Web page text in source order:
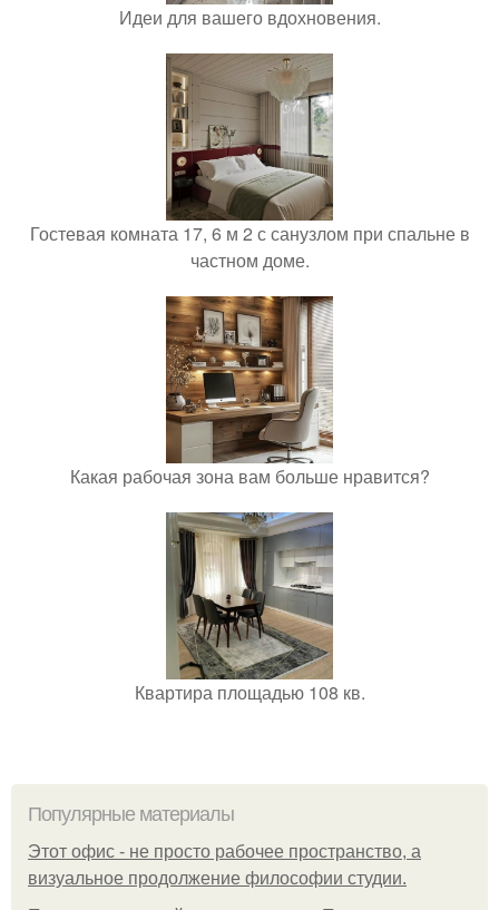
Идеи для вашего вдохновения.
Гостевая комната 17, 6 м 2 с санузлом при спальне в
частном доме.
Какая рабочая зона вам больше нравится?
Квартира площадью 108 кв.
Популярные материалы
Этот офис - не просто рабочее пространство, а
визуальное продолжение философии студии.